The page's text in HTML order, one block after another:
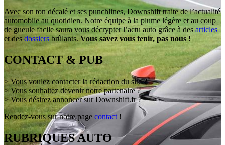
Avec son ton décalé et ses punchlines, Downshift traite de l’actualité
automobile au quotidien. Notre équipe à la plume légère et au coup
de gueule facile saura vous décrypter l’actu auto grâce à des articles
et des dossiers brûlants. Vous savez vous tenir, pas nous !
CONTACT & PUB
> Vous voulez contacter la rédaction du site ?
> Vous souhaitez devenir notre partenaire ?
> Vous désirez annoncer sur Downshift.fr ?
Rendez-vous sur notre page contact !
RUBRIQUES AUTO